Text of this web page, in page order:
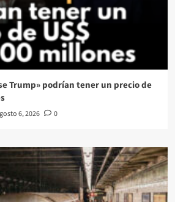
Trump» podrían tener un precio de
6, 2026 0